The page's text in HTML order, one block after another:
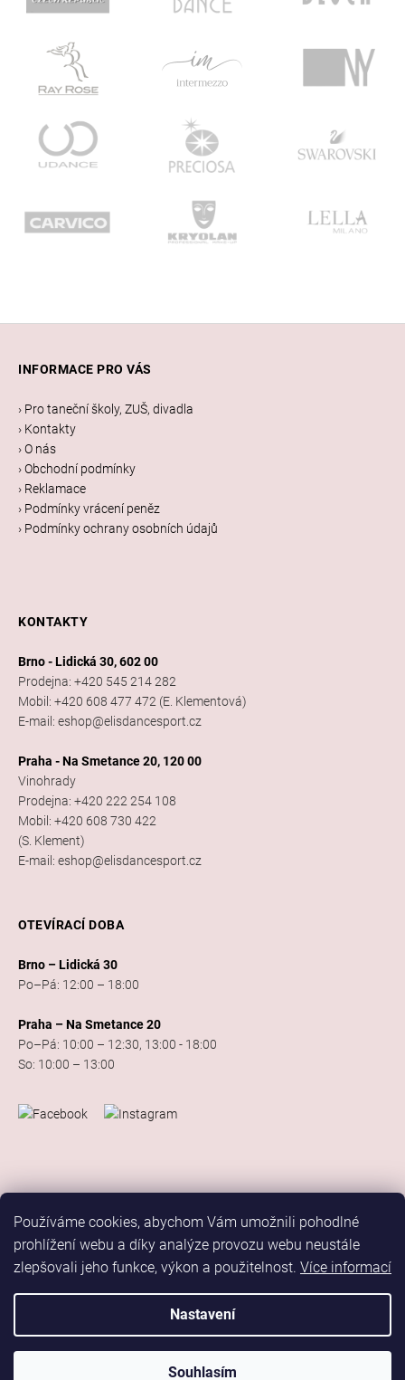
Používáme cookies, abychom Vám umožnili pohodlné
prohlížení webu a díky analýze provozu webu neustále
zlepšovali jeho funkce, výkon a použitelnost. Více informací
Nastavení
Souhlasím
INFORMACE PRO VÁS
› Pro taneční školy, ZUŠ, divadla
› Kontakty
› O nás
› Obchodní podmínky
› Reklamace
› Podmínky vrácení peněz
› Podmínky ochrany osobních údajů
KONTAKTY
Brno - Lidická 30, 602 00
Prodejna: +420 545 214 282
Mobil: +420 608 477 472 (E. Klementová)
E-mail: eshop@elisdancesport.cz
Praha - Na Smetance 20, 120 00
Vinohrady
Prodejna: +420 222 254 108
Mobil: +420 608 730 422
(S. Klement)
E-mail: eshop@elisdancesport.cz
OTEVÍRACÍ DOBA
Brno – Lidická 30
Po–Pá: 12:00 – 18:00
Praha – Na Smetance 20
Po–Pá: 10:00 – 12:30, 13:00 - 18:00
So: 10:00 – 13:00
Vytvořil Shoptet
Elis Dance Sport . Všechna práva vyhrazena.
Upravit nastavení cookiesMarketing